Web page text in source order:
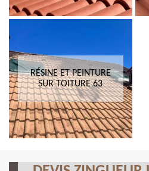
RÉSINE ET PEINTURE
SUR TOITURE 63